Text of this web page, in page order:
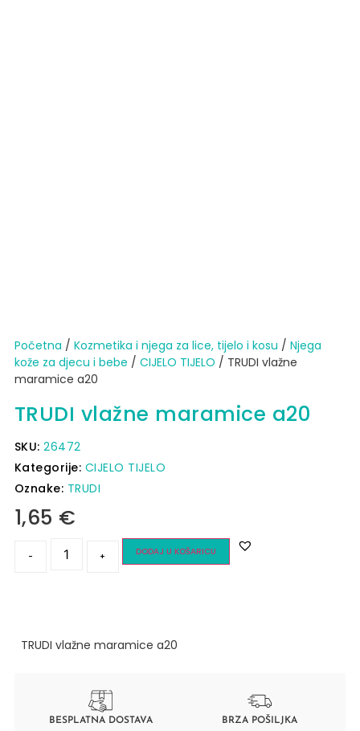
Početna / Kozmetika i njega za lice, tijelo i kosu / Njega
kože za djecu i bebe / CIJELO TIJELO / TRUDI vlažne
maramice a20
TRUDI vlažne maramice a20
SKU:26472
Kategorije: CIJELO TIJELO
Oznake: TRUDI
1,65 €
- + DODAJ U KOŠARICU
TRUDI vlažne maramice a20
BESPLATNA DOSTAVA BRZA POŠILJKA